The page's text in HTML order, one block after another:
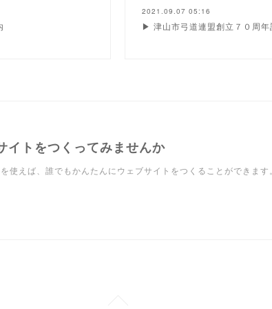
2021.09.07 05:16
▶ 津山市弓道連盟創立７０周
イトをつくってみませんか
使えば、誰でもかんたんにウェブサイトをつくることができます。